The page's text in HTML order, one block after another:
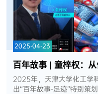
2025-04-23
2025年，天津大学化工学
出“百年故事-足迹”特别策